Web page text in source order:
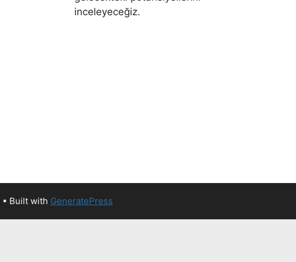
inceleyeceğiz.
• Built with GeneratePress